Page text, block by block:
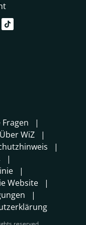
Über WiZ
Website